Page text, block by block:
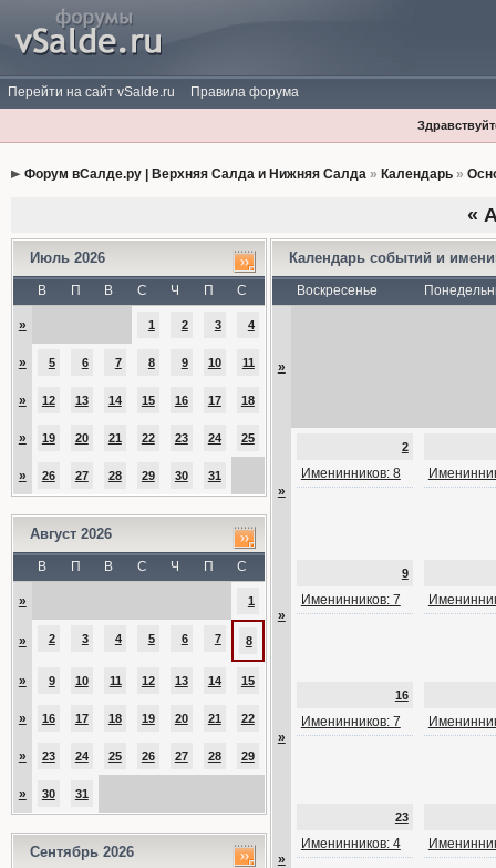
Перейти на сайт vSalde.ru Правила форума
Форум вСалде.ру | Верхняя Салда и Нижняя Салда» Календарь»
«
Июль 2026
В П В С Ч П С
» 1 2 3 4
» 5 6 7 8 9 10 11
» 12 13 14 15 16 17 18
» 19 20 21 22 23 24 25
» 26 27 28 29 30 31
Август 2026
В П В С Ч П С
» 1
» 2 3 4 5 6 7 8
» 9 10 11 12 13 14 15
» 16 17 18 19 20 21 22
» 23 24 25 26 27 28 29
» 30 31
Сентябрь 2026
Календарь событий и
Воскресенье
»
»
2
Именинников: 8
»
9
Именинников: 7
»
16
Именинников: 7
»
23
Именинников: 4